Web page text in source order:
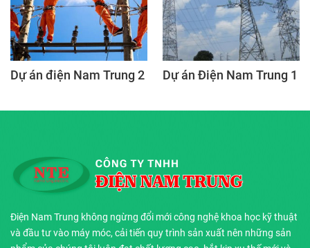
Dự án điện Nam Trung 2 Dự án Điện Nam Trung 1
Điện Nam Trung không ngừng đổi mới công nghệ khoa học kỹ thuật
và đầu tư vào máy móc, cải tiến quy trình sản xuất nên những sản